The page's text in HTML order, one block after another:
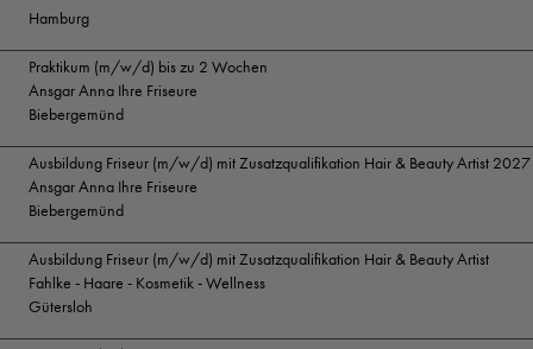
Hamburg
Praktikum (m/w/d) bis zu 2 Wochen
Ansgar Anna Ihre Friseure
Biebergemünd
Ausbildung Friseur (m/w/d) mit Zusatzqualifikation Hair & Beauty Artist 2027
Ansgar Anna Ihre Friseure
Biebergemünd
Ausbildung Friseur (m/w/d) mit Zusatzqualifikation Hair & Beauty Artist
Fahlke - Haare - Kosmetik - Wellness
Gütersloh